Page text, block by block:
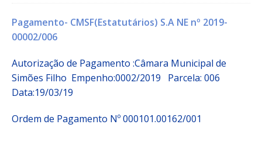
Pagamento- CMSF(Estatutários) S.A NE nº 2019-
00002/006
Autorização de Pagamento :Câmara Municipal de
Simões Filho Empenho:0002/2019 Parcela: 006
Data:19/03/19
Ordem de Pagamento Nº 000101.00162/001